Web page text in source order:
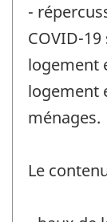
-
COVID-
logement
logement
ménages.
Le